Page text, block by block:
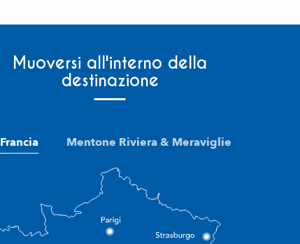
Muoversi all'interno della
destinazione
Francia Mentone Riviera & Meraviglie